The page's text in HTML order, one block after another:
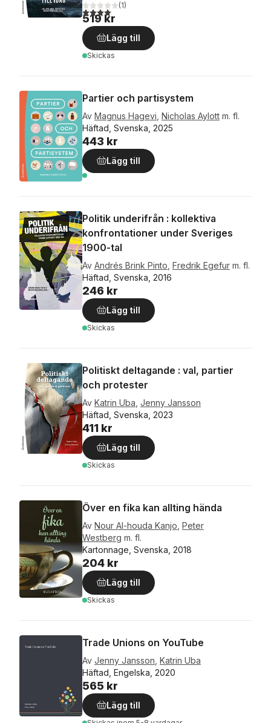
4,0utav 5 stjärnor. Totalt antal röster:
(1)
519 kr
Lägg till
Skickas
Partier och partisystem
Av Magnus Hagevi Nicholas Aylott m. fl.
Häftad, Svenska, 2025
443 kr
Lägg till
Politik underifrån : kollektiva
konfrontationer under Sveriges
1900-tal
Av Andrés Brink Pinto Fredrik Egefur m. fl.
Häftad, Svenska, 2016
246 kr
Lägg till
Skickas
Politiskt deltagande : val, partier
och protester
Av Katrin Uba Jenny Jansson
Häftad, Svenska, 2023
411 kr
Lägg till
Skickas
Över en fika kan allting hända
Av Nour Al-houda Kanjo Peter
Westberg m. fl.
Kartonnage, Svenska, 2018
204 kr
Lägg till
Skickas
Trade Unions on YouTube
Av Jenny Jansson Katrin Uba
Häftad, Engelska, 2020
565 kr
Lägg till